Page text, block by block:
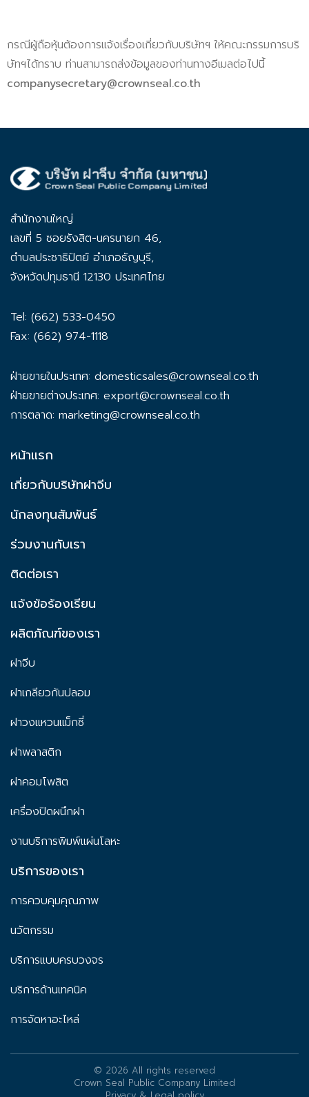
กรณีผู้ถือหุ้นต้องการแจ้งเรื่องเกี่ยวกับบริษัทฯ ให้คณะกรรมการบริ
ษัทฯได้ทราบ ท่านสามารถส่งข้อมูลของท่านทางอีเมลต่อไปนี้
companysecretary@crownseal.co.th
สำนักงานใหญ่
เลขที่ 5 ซอยรังสิต-นครนายก 46,
ตำบลประชาธิปัตย์ อำเภอธัญบุรี,
จังหวัดปทุมธานี 12130 ประเทศไทย
Tel: (662) 533-0450
Fax: (662) 974-1118
ฝ่ายขายในประเทศ: domesticsales@crownseal.co.th
ฝ่ายขายต่างประเทศ: export@crownseal.co.th
การตลาด: marketing@crownseal.co.th
หน้าแรก
เกี่ยวกับบริษัทฝาจีบ
นักลงทุนสัมพันธ์
ร่วมงานกับเรา
ติดต่อเรา
แจ้งข้อร้องเรียน
ผลิตภัณฑ์ของเรา
ฝาจีบ
ฝาเกลียวกันปลอม
ฝาวงแหวนแม็กซี่
ฝาพลาสติก
ฝาคอมโพสิต
เครื่องปิดผนึกฝา
งานบริการพิมพ์แผ่นโลหะ
บริการของเรา
การควบคุมคุณภาพ
นวัตกรรม
บริการแบบครบวงจร
บริการด้านเทคนิค
การจัดหาอะไหล่
© 2026 All rights reserved
Crown Seal Public Company Limited